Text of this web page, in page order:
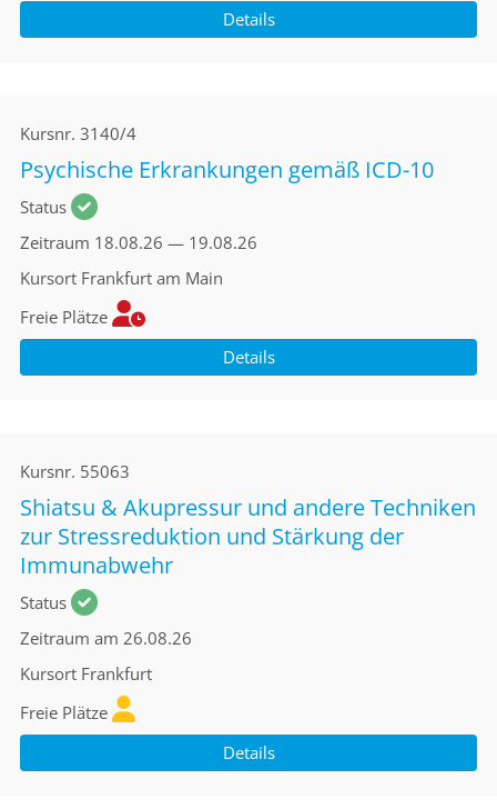
Details
Kursnr. 3140/4
Psychische Erkrankungen gemäß ICD-10
Status
Zeitraum 18.08.26 — 19.08.26
Kursort Frankfurt am Main
Freie Plätze
Details
Kursnr. 55063
Shiatsu & Akupressur und andere Techniken
zur Stressreduktion und Stärkung der
Immunabwehr
Status
Zeitraum am 26.08.26
Kursort Frankfurt
Freie Plätze
Details